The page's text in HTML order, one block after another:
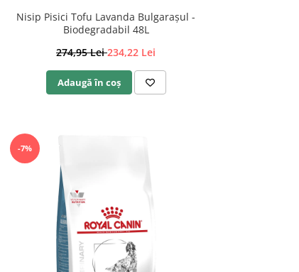
Nisip Pisici Tofu Lavanda Bulgarașul -
Biodegradabil 48L
274,95 Lei234,22 Lei
Adaugă în coș
-7%